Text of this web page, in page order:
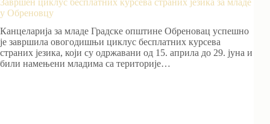
у Обреновцу
Канцеларија за младе Градске општине Обреновац успешно
је завршила овогодишњи циклус бесплатних курсева
страних језика, који су одржавани од 15. априла до 29. јуна и
били намењени младима са територије…